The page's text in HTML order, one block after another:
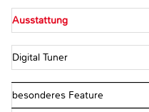
Ausstattung
Digital Tuner
besonderes Feature